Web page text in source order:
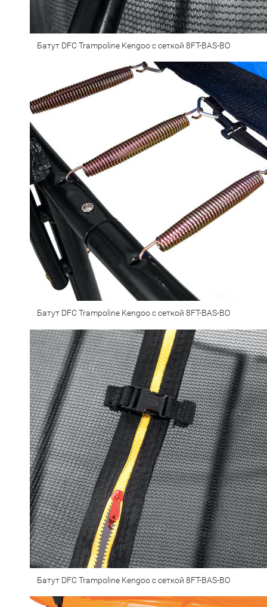
Батут DFC Trampoline Kengoo с сеткой 8FT-BAS-BO
Батут DFC Trampoline Kengoo с сеткой 8FT-BAS-BO
Батут DFC Trampoline Kengoo с сеткой 8FT-BAS-BO